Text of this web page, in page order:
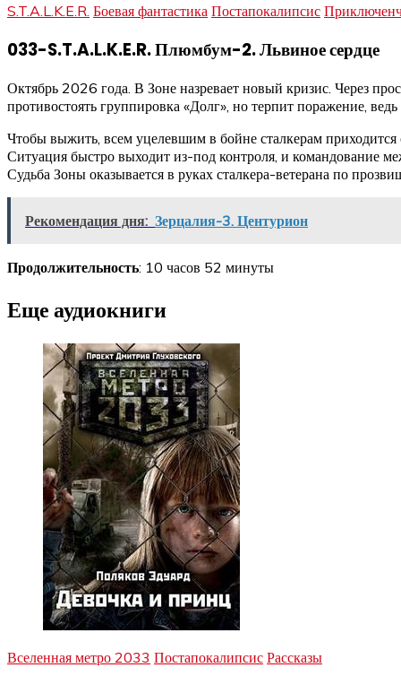
S.T.A.L.K.E.R. Боевая фантастика Постапокалипсис
033-S.T.A.L.K.E.R. Плюмбум-2. Львиное сердце
Октябрь 2026 года. В Зоне назревает новый кризис. Через
противостоять группировка «Долг», но терпит поражение,
Чтобы выжить, всем уцелевшим в бойне сталкерам приходится
Ситуация быстро выходит из-под контроля, и командование
Судьба Зоны оказывается в руках сталкера-ветерана по
Рекомендация дня: Зерцалия-3. Центурион
Продолжительность: 10 часов 52 минуты
Еще аудиокниги
Вселенная метро 2033 Постапокалипсис Рассказы